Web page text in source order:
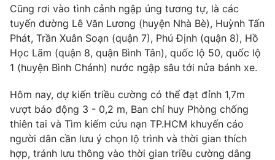
Nhân vật
Khán giả
Giải sao mai
Âm nhạc
Sao
Đời sống
Du lịch
Làm đẹp
Giáo dục
Tuyển sinh
Học trực tuyến
Hitech Công nghệ tương lai
Sản phẩm
Thị trường
Giao lưu trực tuyến
Lịch phát sóng
Cũng rơi vào tình cảnh ngập úng tương tự, là các
tuyến đường Lê Văn Lương (huyện Nhà Bè), Huỳnh Tấn
Phát, Trần Xuân Soạn (quận 7), Phú Định (quận 8), Hồ
Học Lãm (quận 8, quận Bình Tân), quốc lộ 50, quốc lộ
1 (huyện Bình Chánh) nước ngập sâu tới nửa bánh xe.
Hôm nay, dự kiến triều cường có thể đạt đỉnh 1,7m
vượt báo động 3 - 0,2 m, Ban chỉ huy Phòng chống
thiên tai và Tìm kiếm cứu nạn TP.HCM khuyến cáo
người dân cần lưu ý chọn lộ trình và thời gian thích
hợp, tránh lưu thông vào thời gian triều cường dâng